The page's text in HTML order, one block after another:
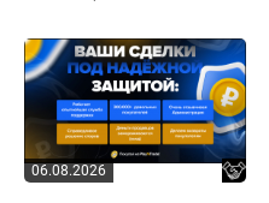
06.08.2026